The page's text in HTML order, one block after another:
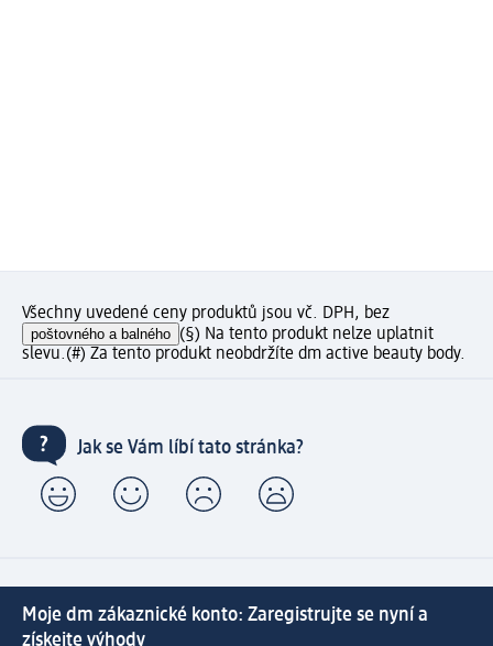
Všechny uvedené ceny produktů jsou vč. DPH, bez
poštovného a balného (§) Na tento produkt nelze uplatnit
slevu.(#) Za tento produkt neobdržíte dm active beauty body.
Jak se Vám líbí tato stránka?
Moje dm zákaznické konto: Zaregistrujte se nyní a
získejte výhody